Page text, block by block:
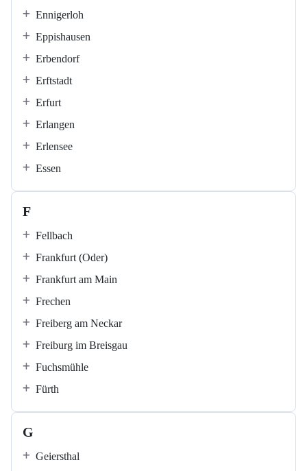
Ennigerloh
Eppishausen
Erbendorf
Erftstadt
Erfurt
Erlangen
Erlensee
Essen
F
Fellbach
Frankfurt (Oder)
Frankfurt am Main
Frechen
Freiberg am Neckar
Freiburg im Breisgau
Fuchsmühle
Fürth
G
Geiersthal